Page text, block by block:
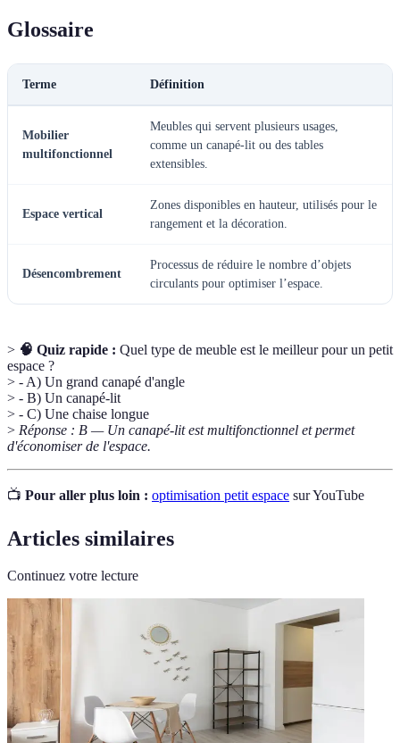
Glossaire
Terme Définition
Mobilier
multifonctionnel
Meubles qui servent plusieurs usages,
comme un canapé-lit ou des tables
extensibles.
Espace vertical
Zones disponibles en hauteur, utilisés pour le
rangement et la décoration.
Désencombrement
Processus de réduire le nombre d’objets
circulants pour optimiser l’espace.
> 🧠 Quiz rapide : Quel type de meuble est le meilleur pour un petit
espace ?
> - A) Un grand canapé d'angle
> - B) Un canapé-lit
> - C) Une chaise longue
> Réponse : B — Un canapé-lit est multifonctionnel et permet
d'économiser de l'espace.
📺 Pour aller plus loin : optimisation petit espace sur YouTube
Articles similaires
Continuez votre lecture